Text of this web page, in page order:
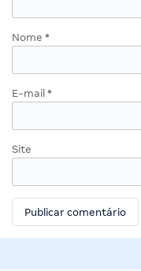
Nome *
E-mail *
Site